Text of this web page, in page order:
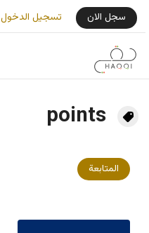
تجاوز إلى المحتوى الرئيسي
User Login Menu
سجل الان تسجيل الدخول
points
المتابعة